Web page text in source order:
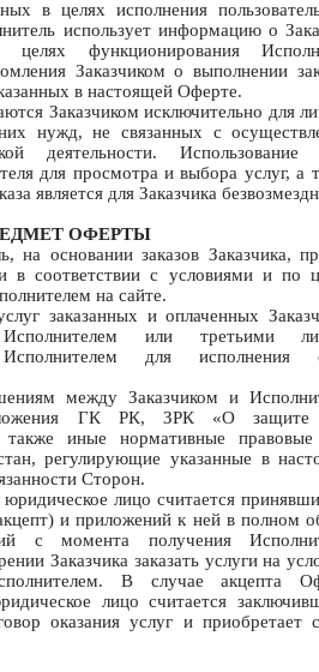
в целях исполнения
использует информацию о
целях функционирования
Заказчиком о выполнении
в настоящей Оферте.
Заказчиком исключительно для
нужд, не связанных с
деятельности. Использование
для просмотра и выбора услуг, а
является для Заказчика
ОФЕРТЫ
на основании заказов Заказчика,
в соответствии с условиями и по
на сайте.
заказанных и оплаченных
Исполнителем или третьими
для исполнения
между Заказчиком и
ГК РК, ЗРК «О защите
также иные нормативные
регулирующие указанные в
Сторон.
лицо считается
и приложений к ней в полном
с момента получения
Заказчика заказать услуги на
В случае акцепта
лицо считается
оказания услуг и приобретает